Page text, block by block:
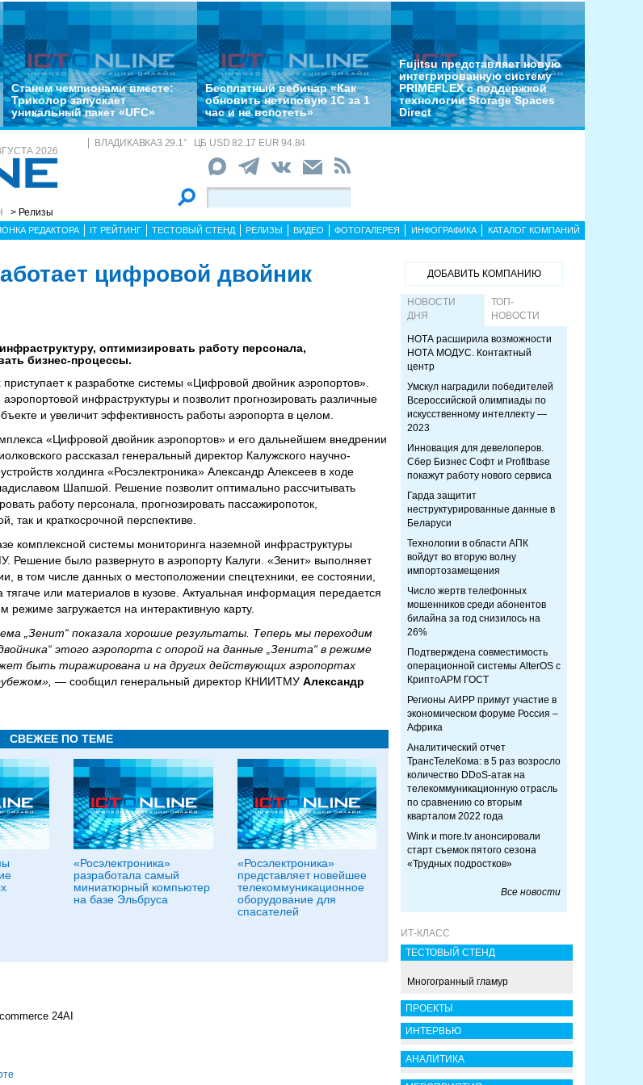
Станем чемпионами вместе:
Триколор запускает
уникальный пакет «UFC»
Бесплатный вебинар «Как
обновить нетиповую 1С за 1
час и не вспотеть»
Fujitsu представляет новую
интегрированную систему
PRIMEFLEX с поддержкой
технологии Storage Spaces
Direct
2026
> Релизы
ВЛАДИКАВКАЗ 29.1° ЦБ USD 82.17 EUR 94.84
РЕДАКТОРА IT РЕЙТИНГ ТЕСТОВЫЙ СТЕНД РЕЛИЗЫ ВИДЕО ФОТОГАЛЕРЕЯ ИНФОГРАФИКА КАТАЛОГ КОМПАНИЙ
цифровой двойник
оптимизировать работу персонала,
бизнес-процессы.
к разработке системы «Цифровой двойник аэропортов».
инфраструктуры и позволит прогнозировать различные
и увеличит эффективность работы аэропорта в целом.
«Цифровой двойник аэропортов» и его дальнейшем внедрении
рассказал генеральный директор Калужского научно-
холдинга «Росэлектроника» Александр Алексеев в ходе
Шапшой. Решение позволит оптимально рассчитывать
работу персонала, прогнозировать пассажиропоток,
так и краткосрочной перспективе.
комплексной системы мониторинга наземной инфраструктуры
было развернуто в аэропорту Калуги. «Зенит» выполняет
в том числе данных о местоположении спецтехники, ее состоянии,
или материалов в кузове. Актуальная информация передается
режиме загружается на интерактивную карту.
„Зенит“ показала хорошие результаты. Теперь мы переходим
этого аэропорта с опорой на данные „Зенита“ в режиме
быть тиражирована и на других действующих аэропортах
— сообщил генеральный директор КНИИТМУ Александр
СВЕЖЕЕ ПО ТЕМЕ
«Росэлектроника»
разработала самый
миниатюрный компьютер
на базе Эльбруса
«Росэлектроника»
представляет новейшее
телекоммуникационное
оборудование для
спасателей
24AI
ДОБАВИТЬ КОМПАНИЮ
НОВОСТИ
ДНЯ
ТОП-
НОВОСТИ
НОТА расширила возможности
НОТА МОДУС. Контактный
центр
Умскул наградили победителей
Всероссийской олимпиады по
искусственному интеллекту —
2023
Инновация для девелоперов.
Сбер Бизнес Софт и Profitbase
покажут работу нового сервиса
Гарда защитит
неструктурированные данные в
Беларуси
Технологии в области АПК
войдут во вторую волну
импортозамещения
Число жертв телефонных
мошенников среди абонентов
билайна за год снизилось на
26%
Подтверждена совместимость
операционной системы AlterOS с
КриптоАРМ ГОСТ
Регионы АИРР примут участие в
экономическом форуме Россия –
Африка
Аналитический отчет
ТрансТелеКома: в 5 раз возросло
количество DDoS-атак на
телекоммуникационную отрасль
по сравнению со вторым
кварталом 2022 года
Wink и more.tv анонсировали
старт съемок пятого сезона
«Трудных подростков»
Все новости
ИТ-КЛАСС
ТЕСТОВЫЙ СТЕНД
Многогранный гламур
ПРОЕКТЫ
ИНТЕРВЬЮ
АНАЛИТИКА